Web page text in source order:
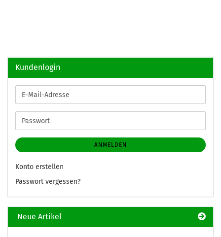
Kundenlogin
E-
Mail-
Adresse
Passwort
ANMELDEN
Konto erstellen
Passwort vergessen?
Neue Artikel